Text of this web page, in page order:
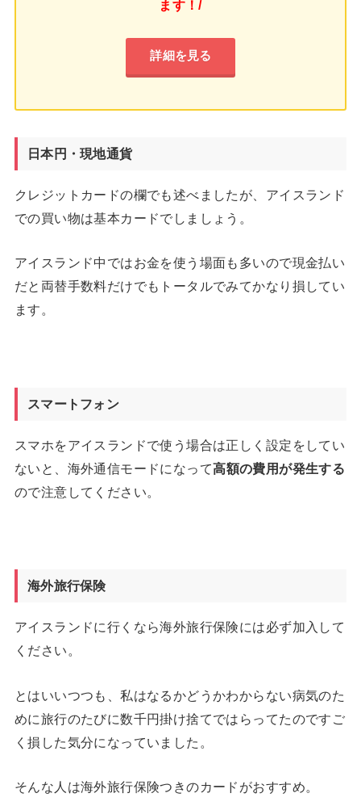
ます！/
詳細を見る
日本円・現地通貨
クレジットカードの欄でも述べましたが、アイスランド
での買い物は基本カードでしましょう。
アイスランド中ではお金を使う場面も多いので現金払い
だと両替手数料だけでもトータルでみてかなり損してい
ます。
スマートフォン
スマホをアイスランドで使う場合は正しく設定をしてい
ないと、海外通信モードになって高額の費用が発生する
ので注意してください。
海外旅行保険
アイスランドに行くなら海外旅行保険には必ず加入して
ください。
とはいいつつも、私はなるかどうかわからない病気のた
めに旅行のたびに数千円掛け捨てではらってたのですご
く損した気分になっていました。
そんな人は海外旅行保険つきのカードがおすすめ。